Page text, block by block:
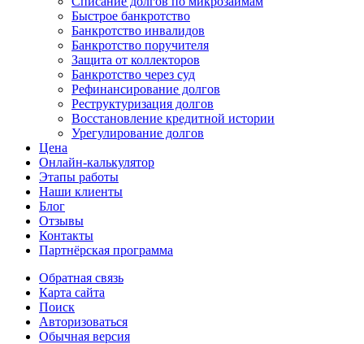
Быстрое банкротство
Банкротство инвалидов
Банкротство поручителя
Защита от коллекторов
Банкротство через суд
Рефинансирование долгов
Реструктуризация долгов
Восстановление кредитной истории
Урегулирование долгов
Цена
Онлайн-калькулятор
Этапы работы
Наши клиенты
Блог
Отзывы
Контакты
Партнёрская программа
Обратная связь
Карта сайта
Поиск
Авторизоваться
Обычная версия